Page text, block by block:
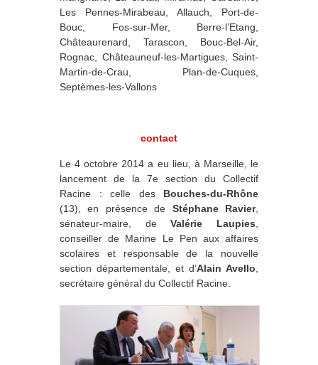
Les Pennes-Mirabeau, Allauch, Port-de-
Bouc, Fos-sur-Mer, Berre-l’Etang,
Châteaurenard, Tarascon, Bouc-Bel-Air,
Rognac, Châteauneuf-les-Martigues, Saint-
Martin-de-Crau, Plan-de-Cuques,
Septèmes-les-Vallons
contact
Le 4 octobre 2014 a eu lieu, à Marseille, le
lancement de la 7e section du Collectif
Racine : celle des Bouches-du-Rhône
(13), en présence de Stéphane Ravier,
sénateur-maire, deValérie Laupies
conseiller de Marine Le Pen aux affaires
scolaires et responsable de la nouvelle
section départementale, et d’Alain Avello
secrétaire général du Collectif Racine.